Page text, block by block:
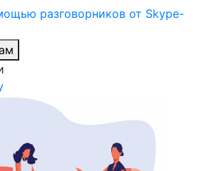
разговорников от Skype-